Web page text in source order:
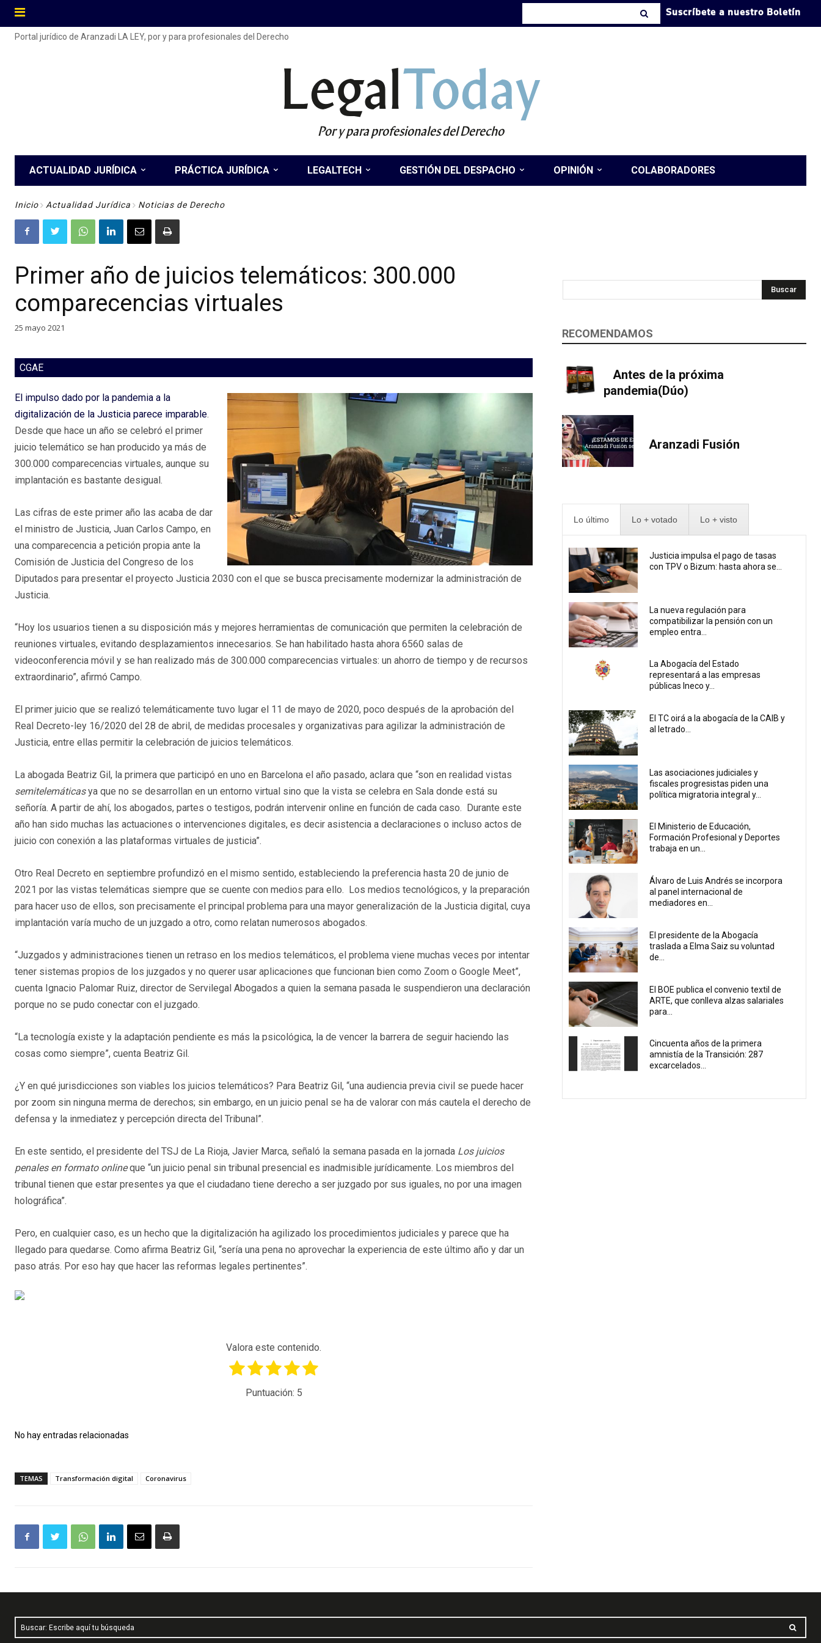
Suscríbete a nuestro Boletín
Portal jurídico de Aranzadi LA LEY, por y para profesionales del Derecho
LegalToday
Por y para profesionales del Derecho
ACTUALIDAD JURÍDICA PRÁCTICA JURÍDICA LEGALTECH GESTIÓN DEL DESPACHO OPINIÓN COLABORADORES
Inicio Actualidad Jurídica Noticias de Derecho
Primer año de juicios telemáticos: 300.000
comparecencias virtuales
25 mayo 2021
CGAE
El impulso dado por la pandemia a la
digitalización de la Justicia parece imparable.
Desde que hace un año se celebró el primer
juicio telemático se han producido ya más de
300.000 comparecencias virtuales, aunque su
implantación es bastante desigual.
Las cifras de este primer año las acaba de dar
el ministro de Justicia, Juan Carlos Campo, en
una comparecencia a petición propia ante la
Comisión de Justicia del Congreso de los
Diputados para presentar el proyecto Justicia 2030 con el que se busca precisamente modernizar la administración de
Justicia.
“Hoy los usuarios tienen a su disposición más y mejores herramientas de comunicación que permiten la celebración de
reuniones virtuales, evitando desplazamientos innecesarios. Se han habilitado hasta ahora 6560 salas de
videoconferencia móvil y se han realizado más de 300.000 comparecencias virtuales: un ahorro de tiempo y de recursos
extraordinario”, afirmó Campo.
El primer juicio que se realizó telemáticamente tuvo lugar el 11 de mayo de 2020, poco después de la aprobación del
Real Decreto-ley 16/2020 del 28 de abril, de medidas procesales y organizativas para agilizar la administración de
Justicia, entre ellas permitir la celebración de juicios telemáticos.
La abogada Beatriz Gil, la primera que participó en uno en Barcelona el año pasado, aclara que “son en realidad vistas
semitelemáticasya que no se desarrollan en un entorno virtual sino que la vista se celebra en Sala donde está su
señoría. A partir de ahí, los abogados, partes o testigos, podrán intervenir online en función de cada caso. Durante este
año han sido muchas las actuaciones o intervenciones digitales, es decir asistencia a declaraciones o incluso actos de
juicio con conexión a las plataformas virtuales de justicia”.
Otro Real Decreto en septiembre profundizó en el mismo sentido, estableciendo la preferencia hasta 20 de junio de
2021 por las vistas telemáticas siempre que se cuente con medios para ello. Los medios tecnológicos, y la preparación
para hacer uso de ellos, son precisamente el principal problema para una mayor generalización de la Justicia digital, cuya
implantación varía mucho de un juzgado a otro, como relatan numerosos abogados.
“Juzgados y administraciones tienen un retraso en los medios telemáticos, el problema viene muchas veces por intentar
tener sistemas propios de los juzgados y no querer usar aplicaciones que funcionan bien como Zoom o Google Meet”,
cuenta Ignacio Palomar Ruiz, director de Servilegal Abogados a quien la semana pasada le suspendieron una declaración
porque no se pudo conectar con el juzgado.
“La tecnología existe y la adaptación pendiente es más la psicológica, la de vencer la barrera de seguir haciendo las
cosas como siempre”, cuenta Beatriz Gil.
¿Y en qué jurisdicciones son viables los juicios telemáticos? Para Beatriz Gil, “una audiencia previa civil se puede hacer
por zoom sin ninguna merma de derechos; sin embargo, en un juicio penal se ha de valorar con más cautela el derecho de
defensa y la inmediatez y percepción directa del Tribunal”.
En este sentido, el presidente del TSJ de La Rioja, Javier Marca, señaló la semana pasada en la jornada Los juicios
penales en formato onlineque “un juicio penal sin tribunal presencial es inadmisible jurídicamente. Los miembros del
tribunal tienen que estar presentes ya que el ciudadano tiene derecho a ser juzgado por sus iguales, no por una imagen
holográfica”.
Pero, en cualquier caso, es un hecho que la digitalización ha agilizado los procedimientos judiciales y parece que ha
llegado para quedarse. Como afirma Beatriz Gil, “sería una pena no aprovechar la experiencia de este último año y dar un
paso atrás. Por eso hay que hacer las reformas legales pertinentes”.
Valora este contenido.
Puntuación: 5
No hay entradas relacionadas
TEMAS Transformación digital Coronavirus
Buscar
RECOMENDAMOS
Antes de la próxima
pandemia(Dúo)
Aranzadi Fusión
Lo último Lo + votado Lo + visto
Justicia impulsa el pago de tasas
con TPV o Bizum: hasta ahora se...
La nueva regulación para
compatibilizar la pensión con un
empleo entra...
La Abogacía del Estado
representará a las empresas
públicas Ineco y...
El TC oirá a la abogacía de la CAIB y
al letrado...
Las asociaciones judiciales y
fiscales progresistas piden una
política migratoria integral y...
El Ministerio de Educación,
Formación Profesional y Deportes
trabaja en un...
Álvaro de Luis Andrés se incorpora
al panel internacional de
mediadores en...
El presidente de la Abogacía
traslada a Elma Saiz su voluntad
de...
El BOE publica el convenio textil de
ARTE, que conlleva alzas salariales
para...
Cincuenta años de la primera
amnistía de la Transición: 287
excarcelados...
Buscar: Escribe aquí tu búsqueda